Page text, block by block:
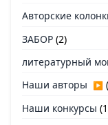
Авторские
ЗАБОР (2)
литературный
Наши авторы ▶
Наши конкурсы